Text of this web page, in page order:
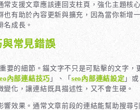
支援文章應該連回支柱頁，強化主題
有助於內容更新與擴充，因為當你新
名成長。
常見錯誤
要的細節。錨文字不只是可點擊的文字
內部連結技巧」、「seo內部連結設定 」
化，讓連結既具描述性，又不會生硬。
響效果。通常文章前段的連結能幫助搜